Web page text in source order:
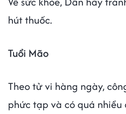
hút thuốc.
Tuổi Mão
Theo tử vi hàng ngày,
phức tạp và có quá nhiều